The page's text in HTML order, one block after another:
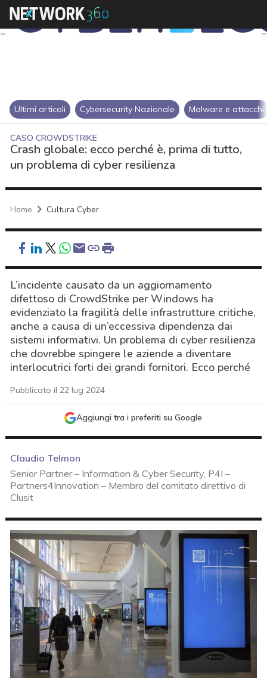
Ultimi articoli Cybersecurity Nazionale Malware e attacchi
CASO CROWDSTRIKE
Crash globale: ecco perché è, prima di tutto,
un problema di cyber resilienza
Home Cultura Cyber
L’incidente causato da un aggiornamento
difettoso di CrowdStrike per Windows ha
evidenziato la fragilità delle infrastrutture critiche,
anche a causa di un’eccessiva dipendenza dai
sistemi informativi. Un problema di cyber resilienza
che dovrebbe spingere le aziende a diventare
interlocutrici forti dei grandi fornitori. Ecco perché
Pubblicato il 22 lug 2024
Aggiungi tra i preferiti su Google
Claudio Telmon
Senior Partner – Information & Cyber Security, P4I –
Partners4Innovation – Membro del comitato direttivo di
Clusit